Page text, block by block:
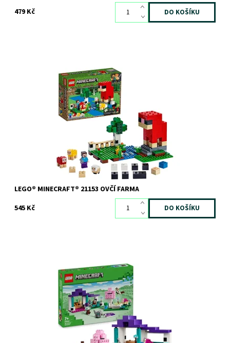
479 Kč
Starej se o Minecraft™ ovce a stavěj na farmě modely z kostek
Skladem1 ks
8015
LEGO
LEGO® MINECRAFT® 21153 OVČÍ FARMA
545 Kč
Akční stavebnice se zvířaty a figurkou Efe z videohry Minecraft®
Skladem3 ks
11520
LEGO